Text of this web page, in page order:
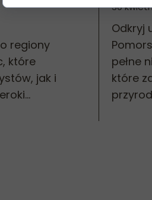
regiony
które
jak i
30
Odkryj
pełne
które